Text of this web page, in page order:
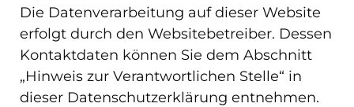
Die Datenverarbeitung auf dieser Website
erfolgt durch den Websitebetreiber. Dessen
Kontaktdaten können Sie dem Abschnitt
„Hinweis zur Verantwortlichen Stelle“ in
dieser Datenschutzerklärung entnehmen.